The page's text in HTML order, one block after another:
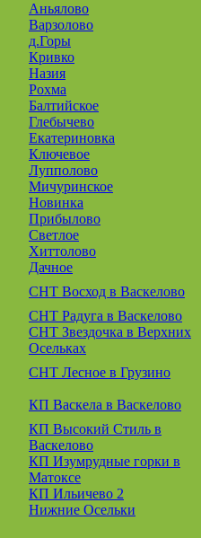
Аньялово
Варзолово
д.Горы
Кривко
Назия
Рохма
Балтийское
Глебычево
Екатериновка
Ключевое
Лупполово
Мичуринское
Новинка
Прибылово
Светлое
Хиттолово
Дачное
СНТ Восход в Васкелово
СНТ Радуга в Васкелово
СНТ Звездочка в Верхних
Осельках
СНТ Лесное в Грузино
КП Васкела в Васкелово
КП Высокий Стиль в
Васкелово
КП Изумрудные горки в
Матоксе
КП Ильичево 2
Нижние Осельки